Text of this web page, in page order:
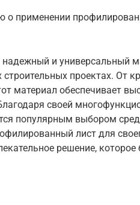
применении
и универсальный
проектах. От
материал обеспечивает
своей
популярным выбором
лист для
решение,